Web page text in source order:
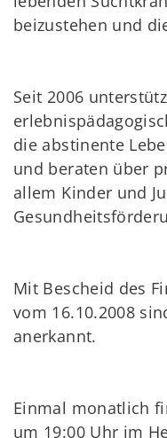
beizustehen und
Seit 2006
die abstinente
und beraten über
allem Kinder und
Mit Bescheid des
vom 16.10.2008
anerkannt.
Einmal monatlich
um 19:00 Uhr im